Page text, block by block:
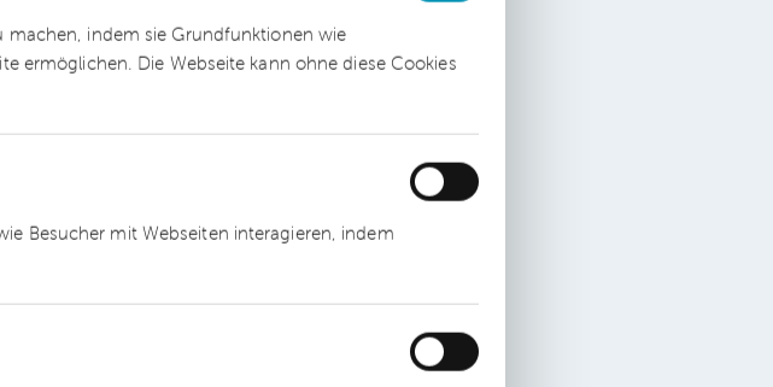
machen, indem sie Grundfunktionen wie
ermöglichen. Die Webseite kann ohne diese Cookies
Besucher mit Webseiten interagieren, indem
sowie der
Online-Seminar
finden Sie